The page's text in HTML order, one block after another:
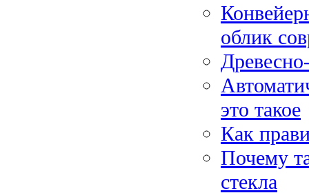
облик
это такое
Как
Почему
стекла